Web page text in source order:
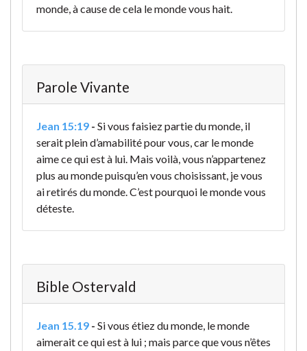
monde, à cause de cela le monde vous hait.
Parole Vivante
Jean 15:19 - Si vous faisiez partie du monde, il
serait plein d’amabilité pour vous, car le monde
aime ce qui est à lui. Mais voilà, vous n’appartenez
plus au monde puisqu’en vous choisissant, je vous
ai retirés du monde. C’est pourquoi le monde vous
déteste.
Bible Ostervald
Jean 15.19 - Si vous étiez du monde, le monde
aimerait ce qui est à lui ; mais parce que vous n’êtes